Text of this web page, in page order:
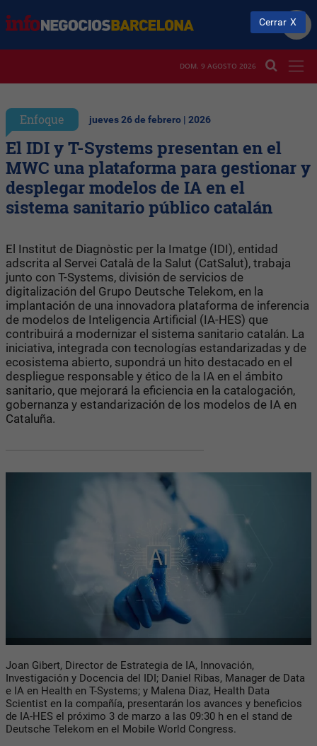
DOM. 9 AGOSTO 2026
Enfoque jueves 26 de febrero | 2026
El IDI y T-Systems presentan en el
MWC una plataforma para gestionar y
desplegar modelos de IA en el
sistema sanitario público catalán
El Institut de Diagnòstic per la Imatge (IDI), entidad
adscrita al Servei Català de la Salut (CatSalut), trabaja
junto con T-Systems, división de servicios de
digitalización del Grupo Deutsche Telekom, en la
implantación de una innovadora plataforma de inferencia
de modelos de Inteligencia Artificial (IA-HES) que
contribuirá a modernizar el sistema sanitario catalán. La
iniciativa, integrada con tecnologías estandarizadas y de
ecosistema abierto, supondrá un hito destacado en el
despliegue responsable y ético de la IA en el ámbito
sanitario, que mejorará la eficiencia en la catalogación,
gobernanza y estandarización de los modelos de IA en
Cataluña.
Joan Gibert, Director de Estrategia de IA, Innovación,
Investigación y Docencia del IDI; Daniel Ribas, Manager de Data
e IA en Health en T-Systems; y Malena Diaz, Health Data
Scientist en la compañía, presentarán los avances y beneficios
de IA-HES el próximo 3 de marzo a las 09:30 h en el stand de
Deutsche Telekom en el Mobile World Congress.
Cerrar